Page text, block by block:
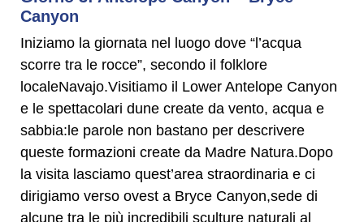
Canyon
Iniziamo la giornata nel luogo dove “l’acqua
scorre tra le rocce”, secondo il folklore
localeNavajo.Visitiamo il Lower Antelope Canyon
e le spettacolari dune create da vento, acqua e
sabbia:le parole non bastano per descrivere
queste formazioni create da Madre Natura.Dopo
la visita lasciamo quest’area straordinaria e ci
dirigiamo verso ovest a Bryce Canyon,sede di
alcune tra le più incredibili sculture naturali al